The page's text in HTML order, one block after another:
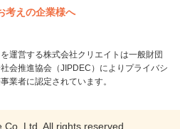
考えの企業様へ
運営する株式会社クリエイトは一般財団
会推進協会（JIPDEC）によりプライバシ
業者に認定されています。
All rights reserved.